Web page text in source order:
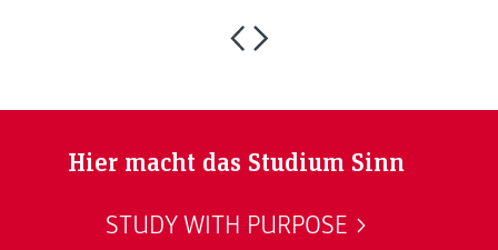
Hier macht das Studium Sinn
STUDY WITH PURPOSE